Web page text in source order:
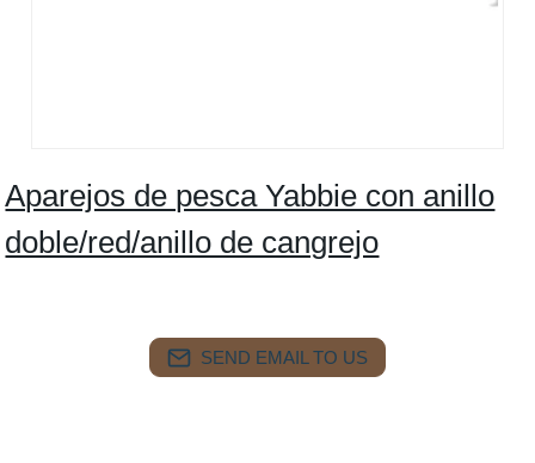
Aparejos de pesca Yabbie con anillo
doble/red/anillo de cangrejo
SEND EMAIL TO US